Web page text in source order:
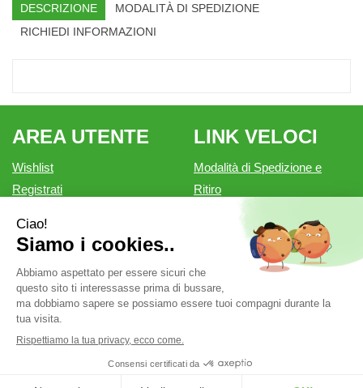
DESCRIZIONE
MODALITÀ DI SPEDIZIONE
RICHIEDI INFORMAZIONI
AREA UTENTE
Wishlist
Registrati
Contatti
LINK VELOCI
Modalità di Spedizione e
Ritiro
Informativa privacy
Condizioni di vendita
Farmacia Outlet è un marchio di Farmacia Belforte Snc.
P.Iva: 02550810200 cod. fiscale: 02550810200 REA: MN-
262276